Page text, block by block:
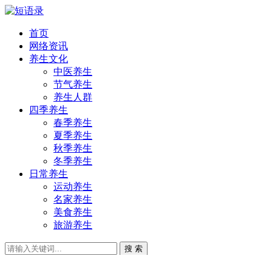
首页
网络资讯
养生文化
中医养生
节气养生
养生人群
四季养生
春季养生
夏季养生
秋季养生
冬季养生
日常养生
运动养生
名家养生
美食养生
旅游养生
搜 索